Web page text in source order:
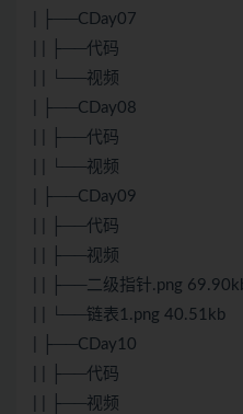
| ├──CDay07
| | ├──代码
| | └──视频
| ├──CDay08
| | ├──代码
| | └──视频
| ├──CDay09
| | ├──代码
| | ├──视频
| | ├──二级指针.png
| | └──链表1.png 40.51kb
| ├──CDay10
| | ├──代码
| | ├──视频